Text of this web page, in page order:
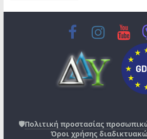
🛡️Πολιτική προστασίας
Όροι χρήσης